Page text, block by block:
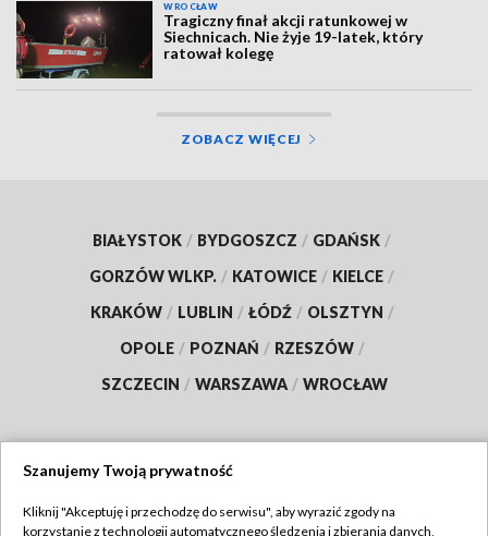
WROCŁAW
Tragiczny finał akcji ratunkowej w
Siechnicach. Nie żyje 19-latek, który
ratował kolegę
ZOBACZ WIĘCEJ
BIAŁYSTOK / BYDGOSZCZ / GDAŃSK /
GORZÓW WLKP. / KATOWICE / KIELCE /
KRAKÓW / LUBLIN / ŁÓDŹ / OLSZTYN /
OPOLE / POZNAŃ / RZESZÓW /
SZCZECIN / WARSZAWA / WROCŁAW
Szanujemy Twoją prywatność
Kliknij "Akceptuję i przechodzę do serwisu", aby wyrazić zgody na
korzystanie z technologii automatycznego śledzenia i zbierania danych,